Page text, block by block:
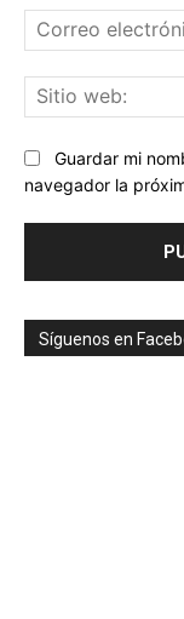
Guardar mi
navegador la
Síguenos en